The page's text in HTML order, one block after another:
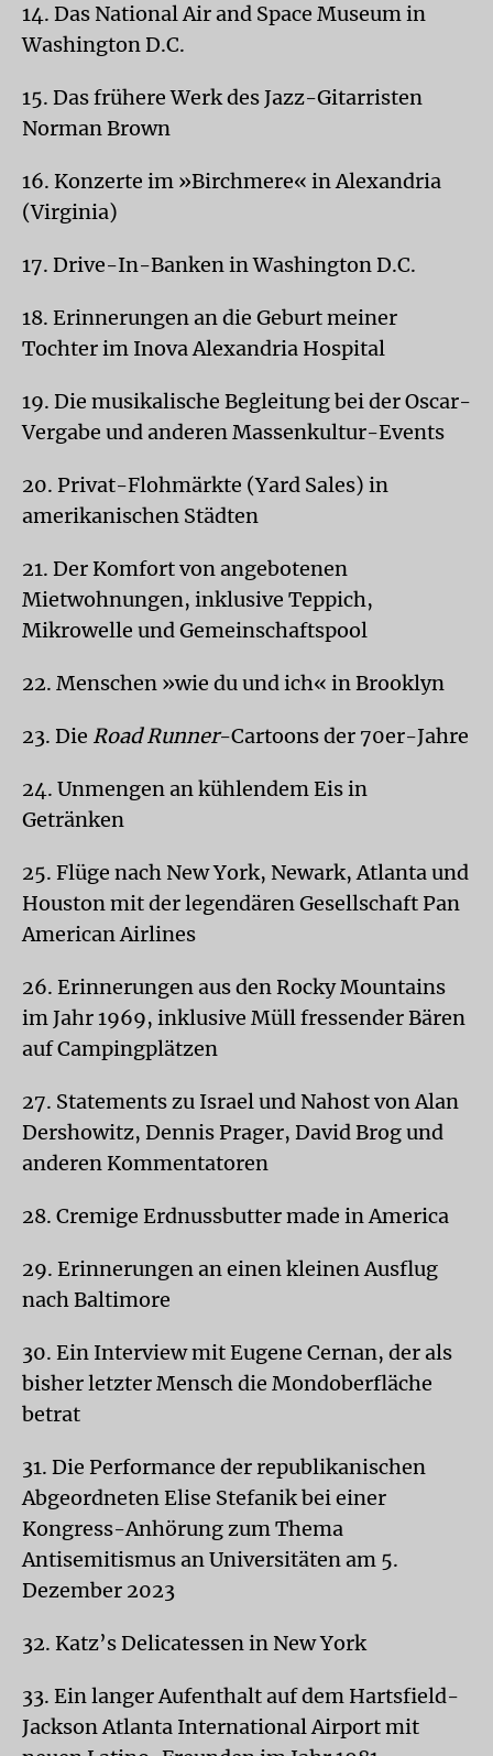
14. Das National Air and Space Museum in
Washington D.C.
15. Das frühere Werk des Jazz-Gitarristen
Norman Brown
16. Konzerte im »Birchmere« in Alexandria
(Virginia)
17. Drive-In-Banken in Washington D.C.
18. Erinnerungen an die Geburt meiner
Tochter im Inova Alexandria Hospital
19. Die musikalische Begleitung bei der Oscar-
Vergabe und anderen Massenkultur-Events
20. Privat-Flohmärkte (Yard Sales) in
amerikanischen Städten
21. Der Komfort von angebotenen
Mietwohnungen, inklusive Teppich,
Mikrowelle und Gemeinschaftspool
22. Menschen »wie du und ich« in Brooklyn
23. Die Road Runner-Cartoons der 70er-Jahre
24. Unmengen an kühlendem Eis in
Getränken
25. Flüge nach New York, Newark, Atlanta und
Houston mit der legendären Gesellschaft Pan
American Airlines
26. Erinnerungen aus den Rocky Mountains
im Jahr 1969, inklusive Müll fressender Bären
auf Campingplätzen
27. Statements zu Israel und Nahost von Alan
Dershowitz, Dennis Prager, David Brog und
anderen Kommentatoren
28. Cremige Erdnussbutter made in America
29. Erinnerungen an einen kleinen Ausflug
nach Baltimore
30. Ein Interview mit Eugene Cernan, der als
bisher letzter Mensch die Mondoberfläche
betrat
31. Die Performance der republikanischen
Abgeordneten Elise Stefanik bei einer
Kongress-Anhörung zum Thema
Antisemitismus an Universitäten am 5.
Dezember 2023
32. Katz’s Delicatessen in New York
33. Ein langer Aufenthalt auf dem Hartsfield-
Jackson Atlanta International Airport mit